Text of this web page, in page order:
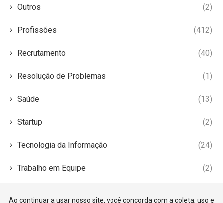
Outros (2)
Profissões (412)
Recrutamento (40)
Resolução de Problemas (1)
Saúde (13)
Startup (2)
Tecnologia da Informação (24)
Trabalho em Equipe (2)
Ao continuar a usar nosso site, você concorda com a coleta, uso e